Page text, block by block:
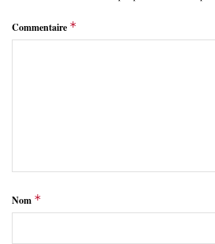
Commentaire *
Nom *